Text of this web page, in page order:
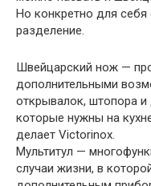
Но конкретно для
разделение.
Швейцарский нож —
дополнительными
открывалок, штопора и
которые нужны на
делает Victorinox.
Мультитул —
случаи жизни, в